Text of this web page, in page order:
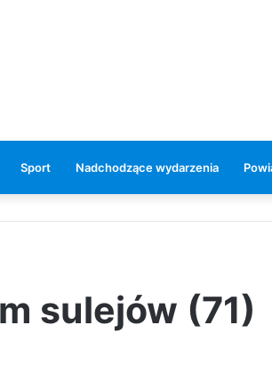
Sport Nadchodzące wydarzenia
sulejów (71)